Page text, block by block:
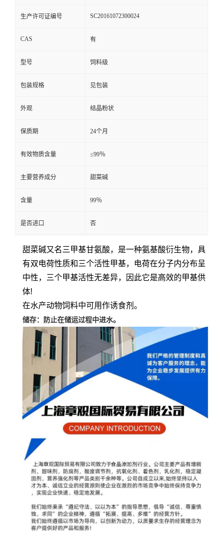
生产许可证编号 SC20161072300024
CAS 有
型号 饲料级
包装规格 见包装
外观 结晶粉状
保质期 24个月
有效物质含量 ≤99％
主要营养成分 甜菜碱
含量 99％
是否进口 否
甜菜碱又名三甲基甘氨酸，是一种氨基酸衍生物，具
有双电荷性质和三个活性甲基，电荷在分子内分布呈
中性，三个甲基活性无差异，因此它是高效的甲基供
体!
在水产动物饲料中可用作诱食剂。
储存： 防止在储运过程中进水。